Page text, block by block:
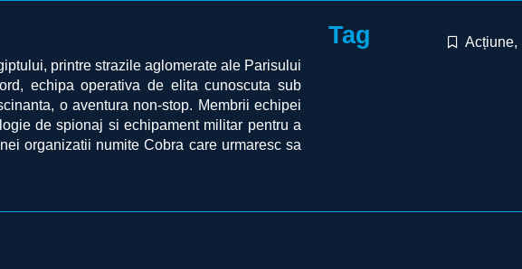
printre strazile aglomerate ale Parisului
echipa operativa de elita cunoscuta sub
o aventura non-stop. Membrii echipei
de spionaj si echipament militar pentru a
organizatii numite Cobra care urmaresc sa
Tag Acțiune,